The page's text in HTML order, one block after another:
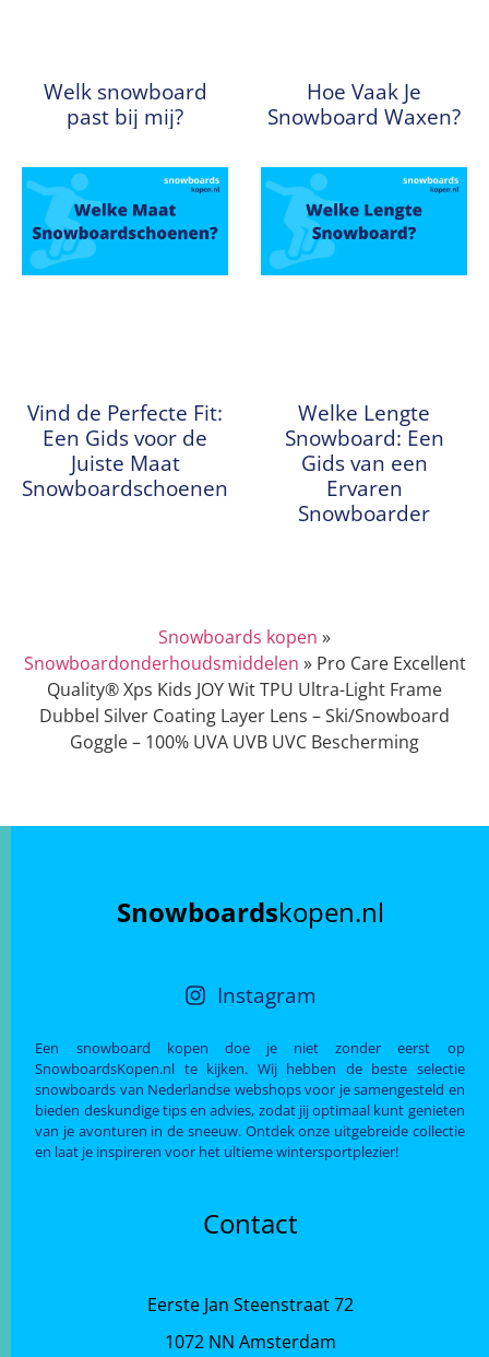
Welk snowboard
past bij mij?
Hoe Vaak Je
Snowboard Waxen?
Vind de Perfecte Fit:
Een Gids voor de
Juiste Maat
Snowboardschoenen
Welke Lengte
Snowboard: Een
Gids van een
Ervaren
Snowboarder
Snowboards kopen »
Snowboardonderhoudsmiddelen » Pro Care Excellent
Quality® Xps Kids JOY Wit TPU Ultra-Light Frame
Dubbel Silver Coating Layer Lens – Ski/Snowboard
Goggle – 100% UVA UVB UVC Bescherming
Snowboardskopen.nl
Instagram
Een snowboard kopen doe je niet zonder eerst op
SnowboardsKopen.nl te kijken. Wij hebben de beste selectie
snowboards van Nederlandse webshops voor je samengesteld en
bieden deskundige tips en advies, zodat jij optimaal kunt genieten
van je avonturen in de sneeuw. Ontdek onze uitgebreide collectie
en laat je inspireren voor het ultieme wintersportplezier!
Contact
Eerste Jan Steenstraat 72
1072 NN Amsterdam